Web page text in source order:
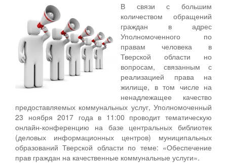
В связи с большим
количеством обращений
граждан в адрес
Уполномоченного по
правам человека в
Тверской области но
вопросам, связанным с
реализацией права на
жилище, в том числе на
ненадлежащее качество
предоставляемых коммунальных услуг, Уполномоченный
23 ноября 2017 года в 11:00 проводит тематическую
онлайн-конференцию на базе центральных библиотек
(деловых информационных центров) муниципальных
образований Тверской области по теме: «Обеспечение
прав граждан на качественные коммунальные услуги».